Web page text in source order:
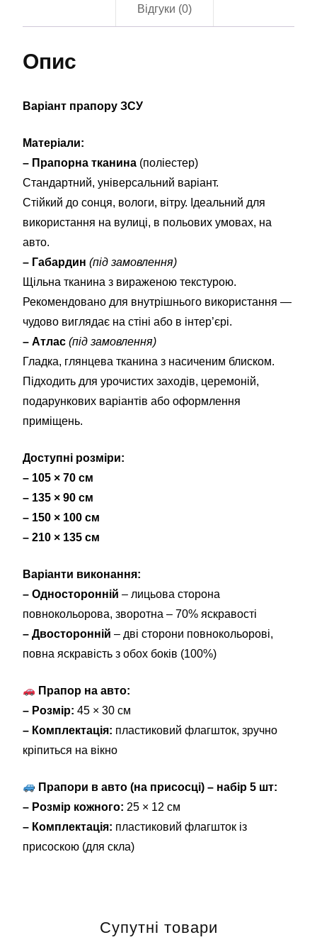
Відгуки (0)
Опис
Варіант прапору ЗСУ
Матеріали:
– Прапорна тканина (поліестер)
Стандартний, універсальний варіант.
Стійкий до сонця, вологи, вітру. Ідеальний для
використання на вулиці, в польових умовах, на
авто.
– Габардин (під замовлення)
Щільна тканина з вираженою текстурою.
Рекомендовано для внутрішнього використання —
чудово виглядає на стіні або в інтер’єрі.
– Атлас (під замовлення)
Гладка, глянцева тканина з насиченим блиском.
Підходить для урочистих заходів, церемоній,
подарункових варіантів або оформлення
приміщень.
Доступні розміри:
– 105 × 70 см
– 135 × 90 см
– 150 × 100 см
– 210 × 135 см
Варіанти виконання:
– Односторонній – лицьова сторона
повнокольорова, зворотна – 70% яскравості
– Двосторонній – дві сторони повнокольорові,
повна яскравість з обох боків (100%)
Прапор на авто:
– Розмір: 45 × 30 см
– Комплектація: пластиковий флагшток, зручно
кріпиться на вікно
Прапори в авто (на присосці) – набір 5 шт:
– Розмір кожного: 25 × 12 см
– Комплектація: пластиковий флагшток із
присоскою (для скла)
Супутні товари